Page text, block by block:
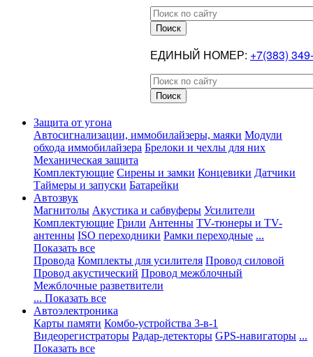
ЕДИНЫЙ НОМЕР: +7(383)
Защита от угона
Автосигнализации, иммобилайзеры, маяки Модули
обхода иммобилайзера Брелоки и чехлы для них
Механическая защита
Комплектующие Сирены и замки Концевики Датчики
Таймеры и запуски Батарейки
Автозвук
Магнитолы Акустика и сабвуферы Усилители
Комплектующие Грили Антенны TV-тюнеры и TV-
антенны ISO переходники Рамки переходные ...
Показать все
Провода Комплекты для усилителя Провод силовой
Провод акустический Провод межблочный
Межблочные разветвители
... Показать все
Автоэлектроника
Карты памяти Комбо-устройства 3-в-1
Видеорегистраторы Радар-детекторы GPS-навигаторы ...
Показать все